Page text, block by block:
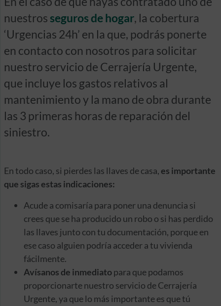
nuestros seguros de hogar, la cobertura
‘Urgencias 24h’ en la que, podrás ponerte
en contacto con nosotros para solicitar
nuestro servicio de Cerrajería Urgente,
que incluye los gastos relativos al
mantenimiento y la mano de obra durante
las 3 primeras horas de reparación del
siniestro.
En todo caso, si pierdes las llaves de casa, es importante
que sigas estas indicaciones:
Acude a comisaría para poner una denuncia si
crees que se ha producido un robo o si has perdido
las llaves junto con tu documentación, porque en
ese caso alguien podría acceder a tu vivienda
fácilmente.
Avísanos de inmediatopara que podamos
proporcionarte nuestro servicio de Cerrajería
Urgente, ya que lo más importante es que tú